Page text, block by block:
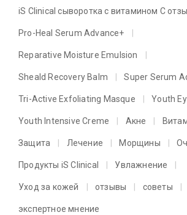
iS Clinical сыворотка с витамином C
Pro-Heal Serum Advance+
Reparative Moisture Emulsion
Sheald Recovery Balm Super Serum
Tri-Active Exfoliating Masque Youth
Youth Intensive Creme Акне
Защита Лечение Морщины
Продукты iS Clinical Увлажнение
Уход за кожей отзывы советы
экспертное мнение